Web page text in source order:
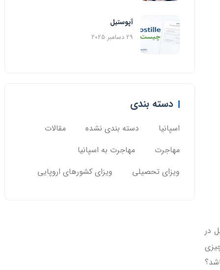
در
آپوستیل
29 دسامبر 2025
دسته بندی
اسپانیا دسته بندی نشده
مقالات
مهاجرت
مهاجرت به اسپانیا
ویزای تحصیلی
ویزای کشورهای اروپایی